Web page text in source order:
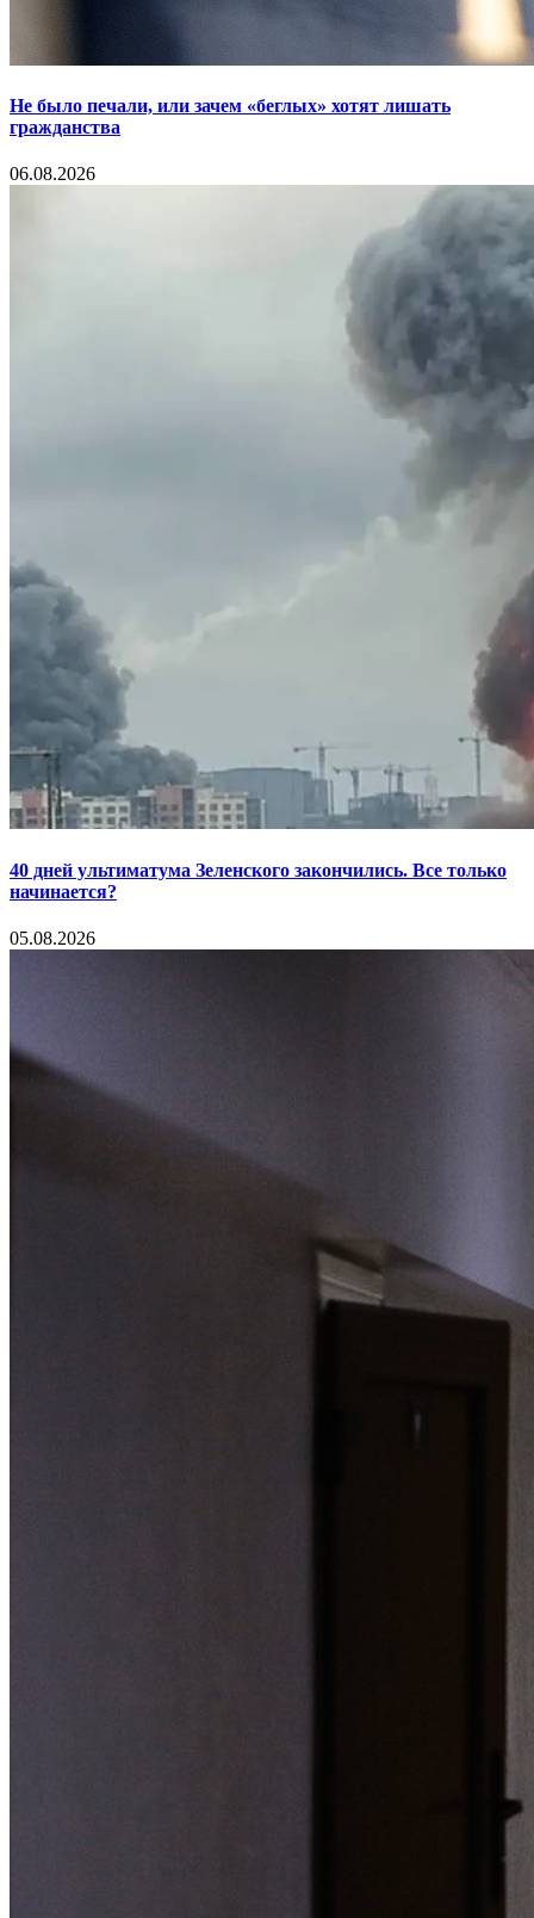
Не было печали, или зачем «беглых» хотят лишать
гражданства
06.08.2026
40 дней ультиматума Зеленского закончились. Все только
начинается?
05.08.2026